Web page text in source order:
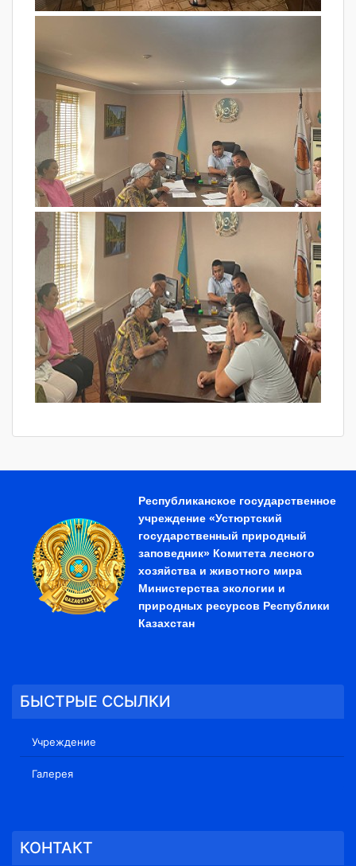
Республиканское государственное
учреждение «Устюртский
государственный природный
заповедник» Комитета лесного
хозяйства и животного мира
Министерства экологии и
природных ресурсов Республики
Казахстан
БЫСТРЫЕ ССЫЛКИ
Учреждение
Галерея
КОНТАКТ